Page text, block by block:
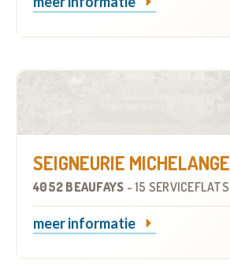
SEIGNEURIE MICHELANGE
4052 BEAUFAYS - 15 SERVICEFLATS
meer informatie